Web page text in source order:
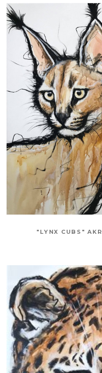
"LYNX CUBS"